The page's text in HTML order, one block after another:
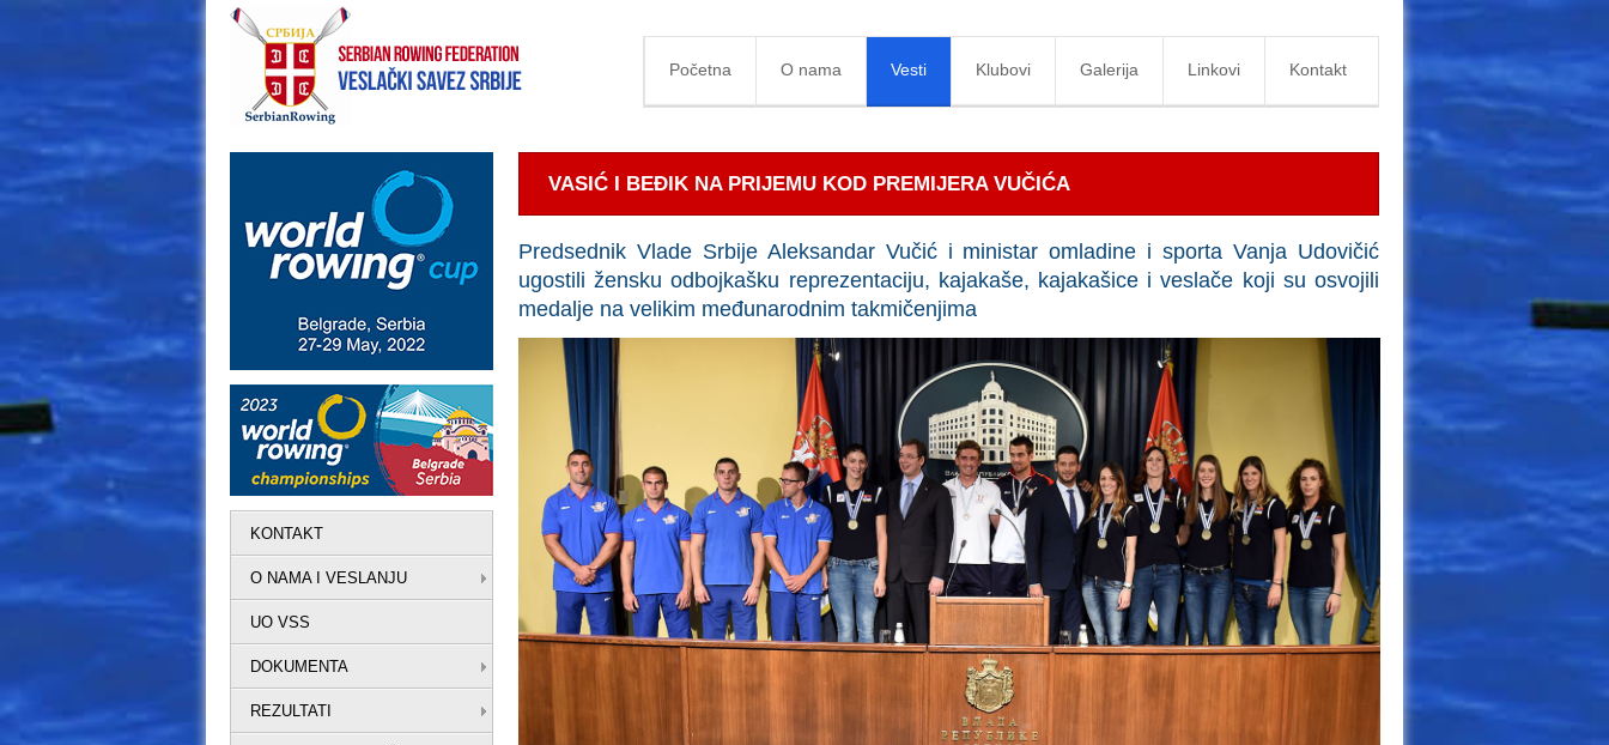
Početna O nama Vesti Klubovi Galerija Linkovi Kontakt
VASIĆ I BEĐIK NA PRIJEMU KOD PREMIJERA VUČIĆA
Predsednik Vlade Srbije Aleksandar Vučić i ministar omladine i sporta Vanja Udovičić
ugostili žensku odbojkašku reprezentaciju, kajakaše, kajakašice i veslače koji su osvojili
medalje na velikim međunarodnim takmičenjima
KONTAKT
O NAMA I VESLANJU
UO VSS
DOKUMENTA
REZULTATI